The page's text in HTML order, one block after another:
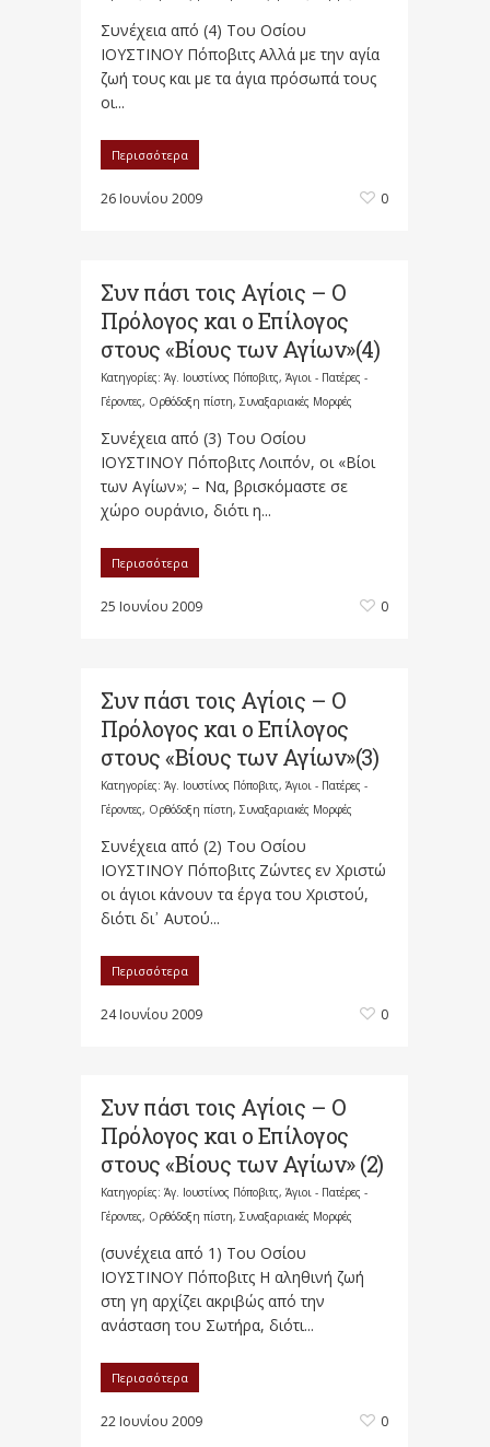
Συνέχεια από (4) Του Οσίου
ΙΟΥΣΤΙΝΟΥ Πόποβιτς Αλλά με την αγία
ζωή τους και με τα άγια πρόσωπά τους
οι...
Περισσότερα
26 Ιουνίου 2009 0
Συν πάσι τοις Αγίοις – Ο
Πρόλογος και ο Επίλογος
στους «Βίους των Αγίων»(4)
Κατηγορίες: Άγ. Ιουστίνος Πόποβιτς, Άγιοι - Πατέρες -
Γέροντες, Ορθόδοξη πίστη, Συναξαριακές Μορφές
Συνέχεια από (3) Του Οσίου
ΙΟΥΣΤΙΝΟΥ Πόποβιτς Λοιπόν, οι «Βίοι
των Αγίων»; – Να, βρισκόμαστε σε
χώρο ουράνιο, διότι η...
Περισσότερα
25 Ιουνίου 2009 0
Συν πάσι τοις Αγίοις – Ο
Πρόλογος και ο Επίλογος
στους «Βίους των Αγίων»(3)
Κατηγορίες: Άγ. Ιουστίνος Πόποβιτς, Άγιοι - Πατέρες -
Γέροντες, Ορθόδοξη πίστη, Συναξαριακές Μορφές
Συνέχεια από (2) Του Οσίου
ΙΟΥΣΤΙΝΟΥ Πόποβιτς Ζώντες εν Χριστώ
οι άγιοι κάνουν τα έργα του Χριστού,
διότι δι᾽ Αυτού...
Περισσότερα
24 Ιουνίου 2009 0
Συν πάσι τοις Αγίοις – Ο
Πρόλογος και ο Επίλογος
στους «Βίους των Αγίων» (2)
Κατηγορίες: Άγ. Ιουστίνος Πόποβιτς, Άγιοι - Πατέρες -
Γέροντες, Ορθόδοξη πίστη, Συναξαριακές Μορφές
(συνέχεια από 1) Του Οσίου
ΙΟΥΣΤΙΝΟΥ Πόποβιτς Η αληθινή ζωή
στη γη αρχίζει ακριβώς από την
ανάσταση του Σωτήρα, διότι...
Περισσότερα
22 Ιουνίου 2009 0